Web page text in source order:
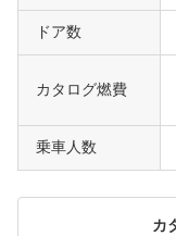
ドア数
カタログ燃費
乗車人数
カ